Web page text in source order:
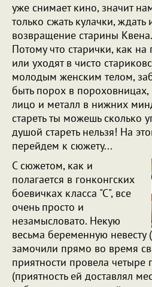
уже снимает кино, значит
только сжать кулачки, ждать
возвращение старины
Потому что старички, как на
или уходят в чисто
молодым женским телом,
быть порох в пороховницах,
лицо и металл в нижних
стареть ты можешь сколько
душой стареть нельзя! На
перейдем к сюжету...
С сюжетом, как и
полагается в гонконгских
боевичках класса "С", все
очень просто и
незамысловато. Некую
весьма беременную невесту
замочили прямо во время
приятности провела четыре
(приятность ей доставлял